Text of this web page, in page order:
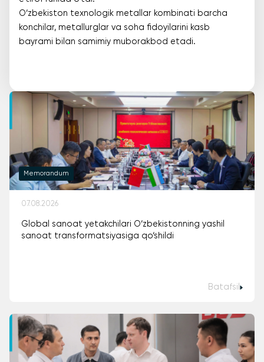
O‘zbekiston texnologik metallar kombinati barcha
konchilar, metallurglar va soha fidoyilarini kasb
bayrami bilan samimiy muborakbod etadi.
Memorandum
07.08.2026
Global sanoat yetakchilari O‘zbekistonning yashil
sanoat transformatsiyasiga qo‘shildi
Batafsil